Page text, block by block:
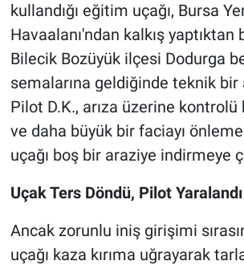
kullandığı eğitim uçağı, Bursa
Havaalanı'ndan kalkış yaptıktan
Bilecik Bozüyük ilçesi Dodurga
semalarına geldiğinde teknik bir
Pilot D.K., arıza üzerine
ve daha büyük bir faciayı
uçağı boş bir araziye indirmeye
Uçak Ters Döndü, Pilot Yaralandı
Ancak zorunlu iniş girişimi
uçağı kaza kırıma uğrayarak